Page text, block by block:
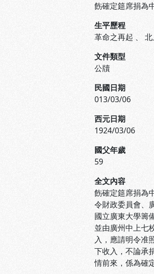
飭確定筵席捐為
生平歷程
革命之再起 、
文件類型
公牘
民國日期
013/03/06
西元日期
1924/03/06
國父年歲
59
全文內容
飭確定筵席捐為
令財政委員會、
國立廣東大學籌
並由廣州中上七
入，應請明令准
下收入，不論承
情前來，係為確